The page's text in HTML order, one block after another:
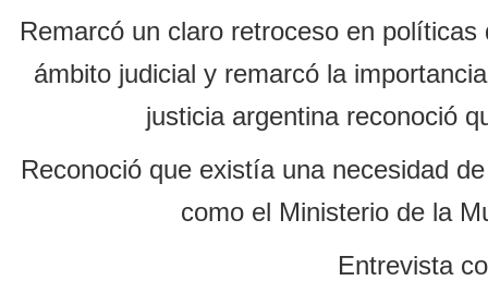
Remarcó un claro retroceso en
ámbito judicial y remarcó la
justicia argentina reconoció
Reconoció que existía una necesidad
como el Ministerio de la
Entrevista